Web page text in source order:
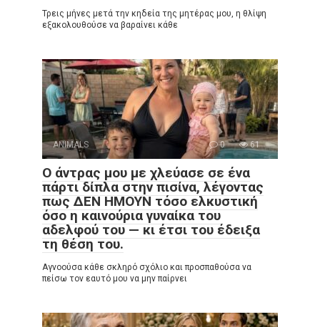
Τρεις μήνες μετά την κηδεία της μητέρας μου, η θλίψη
εξακολουθούσε να βαραίνει κάθε
ANIMALS 0 61
Ο άντρας μου με χλεύασε σε ένα
πάρτι δίπλα στην πισίνα, λέγοντας
πως ΔΕΝ ΗΜΟΥΝ τόσο ελκυστική
όσο η καινούρια γυναίκα του
αδελφού του — κι έτσι του έδειξα
τη θέση του.
Αγνοούσα κάθε σκληρό σχόλιο και προσπαθούσα να
πείσω τον εαυτό μου να μην παίρνει